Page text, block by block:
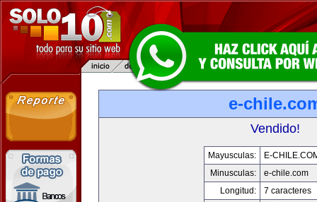
e-
Vendido!
Mayusculas:
E-
Minusculas:
e-chile.com
Longitud:
7 caracteres